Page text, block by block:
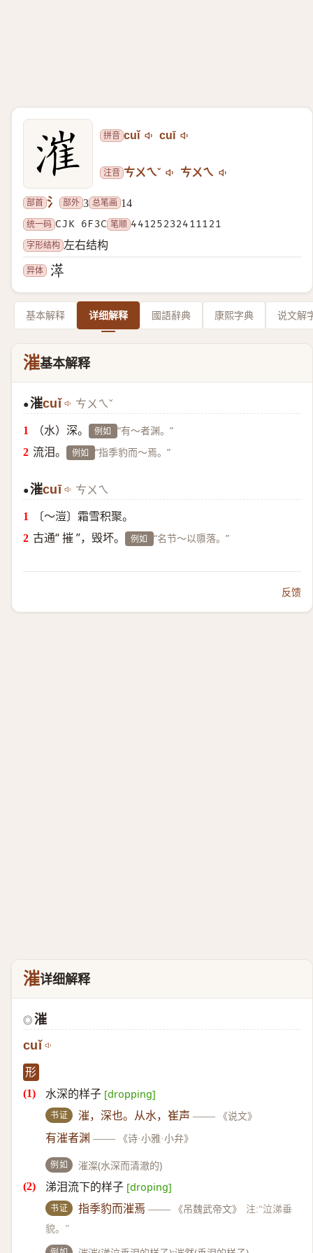
拼音 cuǐ cuī
注音 ㄘㄨㄟˇ ㄘㄨㄟ
部首 氵 部外 3 总笔画 14
统一码 CJK 6F3C 笔顺 44125232411121
字形结构 左右结构
异体
基本解释 详细解释 國語辭典 康熙字典 说文解
漼基本解释
●漼cuǐ ㄘㄨㄟˇ
（水）深。 例如 “有～者渊。”
流泪。 例如 “指季豹而～焉。”
●漼cuī ㄘㄨㄟ
〔～溰〕霜雪积聚。
古通“ 摧 ”，毁坏。
例如 “名节～以隳落。”
反馈
漼详细解释
◎ 漼
cuǐ
形
水深的样子 [dropping]
书证 漼，深也。从水，崔声 —— 《说文》
有漼者渊 —— 《诗·小雅·小弁》
例如 漼澯(水深而清澈的)
涕泪流下的样子 [droping]
书证 指季豹而漼焉 —— 《吊魏武帝文》
注:“泣涕垂
貌。”